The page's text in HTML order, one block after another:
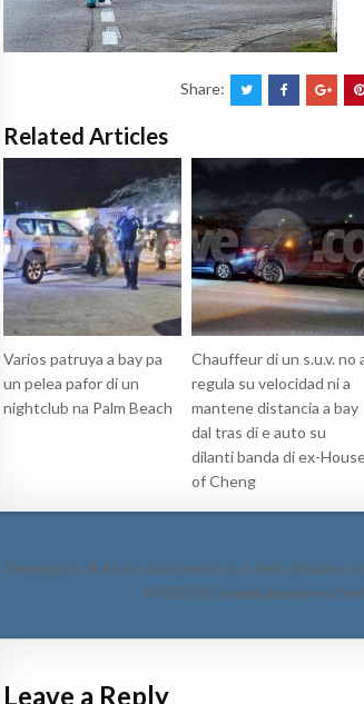
Share:
Related Articles
Varios patruya a bay pa
un pelea pafor di un
nightclub na Palm Beach
Chauffeur di un s.u.v. no
regula su velocidad ni a
mantene distancia a bay
dal tras di e auto su
dilanti banda di ex-
of Cheng
di Aruba asistiendo na e feria di biahe
[VIDEO] Candela tambe na
Leave a Reply